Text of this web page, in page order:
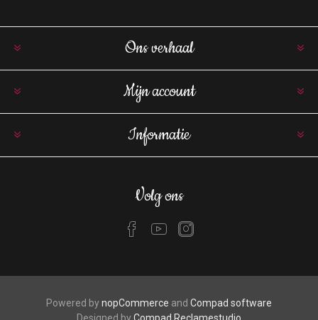
Ons verhaal
Mijn account
Informatie
Volg ons
Powered bynopCommerce and Compad software